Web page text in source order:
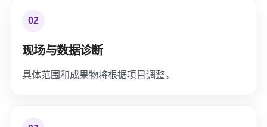
02
现场与数据诊断
具体范围和成果物将根据项目调整。